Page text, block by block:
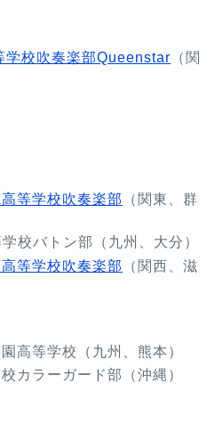
学校吹奏楽部Queenstar （関
等学校吹奏楽部
（関東、群
校バトン部（九州、大分）
等学校吹奏楽部
（関西、滋
高等学校（九州、熊本）
カラーガード部（沖縄）